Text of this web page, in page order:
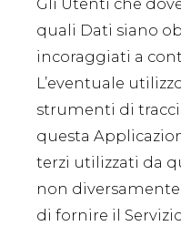
Gli Utenti che
quali Dati siano
incoraggiati a
L’eventuale
strumenti di
questa
terzi utilizzati da
non
di fornire il